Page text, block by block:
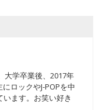
大学卒業後、2017年
ロックやJ-POPを中
ます。お笑い好き